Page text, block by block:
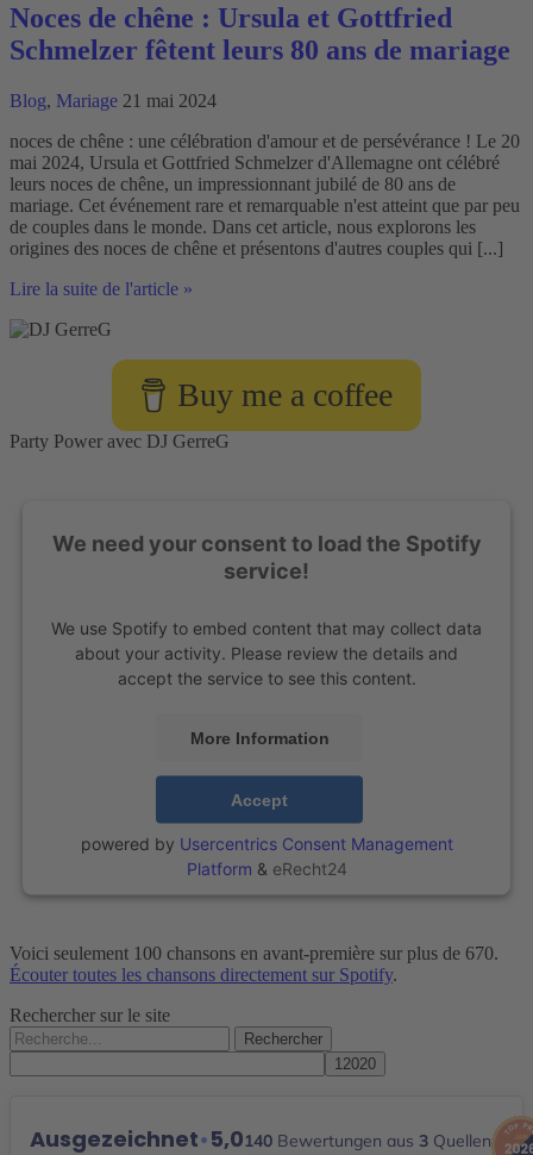
Noces de chêne : Ursula et Gottfried
Schmelzer fêtent leurs 80 ans de mariage
Blog, Mariage 21 mai 2024
noces de chêne : une célébration d'amour et de persévérance ! Le 20
mai 2024, Ursula et Gottfried Schmelzer d'Allemagne ont célébré
leurs noces de chêne, un impressionnant jubilé de 80 ans de
mariage. Cet événement rare et remarquable n'est atteint que par peu
de couples dans le monde. Dans cet article, nous explorons les
origines des noces de chêne et présentons d'autres couples qui [...]
Noces
chêne
Schmelzer
Lire la suite de l'article »
Buy me a coffee
Party Power avec DJ GerreG
We need your consent to load the Spotify
service!
We use Spotify to embed content that may collect data
about your activity. Please review the details and
accept the service to see this content.
More Information
Accept
powered by Usercentrics Consent Management
Platform & eRecht24
Voici seulement 100 chansons en avant-première sur plus de 670.
Écouter toutes les chansons directement sur Spotify.
Rechercher sur le site
Rechercher :
Ausgezeichnet•5,0140 Bewertungen aus 3 Quellen